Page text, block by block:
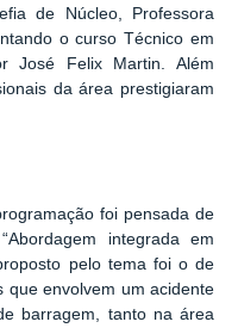
de Núcleo, Professora
o curso Técnico em
José Felix Martin. Além
da área prestigiaram
foi pensada de
integrada em
pelo tema foi o de
que envolvem um acidente
barragem, tanto na área